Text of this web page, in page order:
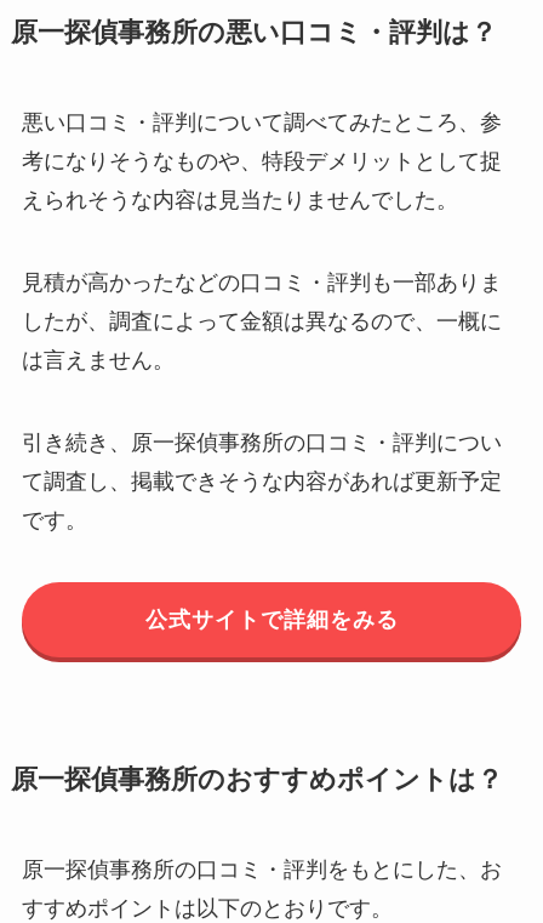
原一探偵事務所の悪い口コミ・評判は？
悪い口コミ・評判について調べてみたところ、参
考になりそうなものや、特段デメリットとして捉
えられそうな内容は見当たりませんでした。
見積が高かったなどの口コミ・評判も一部ありま
したが、調査によって金額は異なるので、一概に
は言えません。
引き続き、原一探偵事務所の口コミ・評判につい
て調査し、掲載できそうな内容があれば更新予定
です。
公式サイトで詳細をみる
原一探偵事務所のおすすめポイントは？
原一探偵事務所の口コミ・評判をもとにした、お
すすめポイントは以下のとおりです。